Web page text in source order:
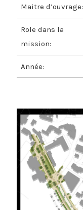
Maitre d’ouvrage:
Role dans la
mission:
Année: